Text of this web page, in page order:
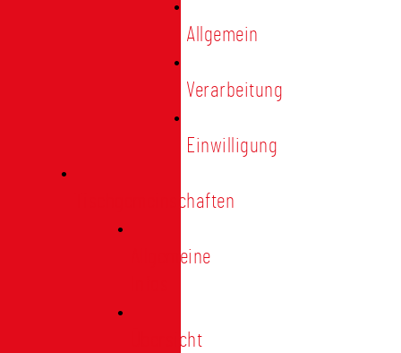
Allgemein
Verarbeitung
Einwilligung
Tischgemeinschaften
Allgemeine
Übersicht